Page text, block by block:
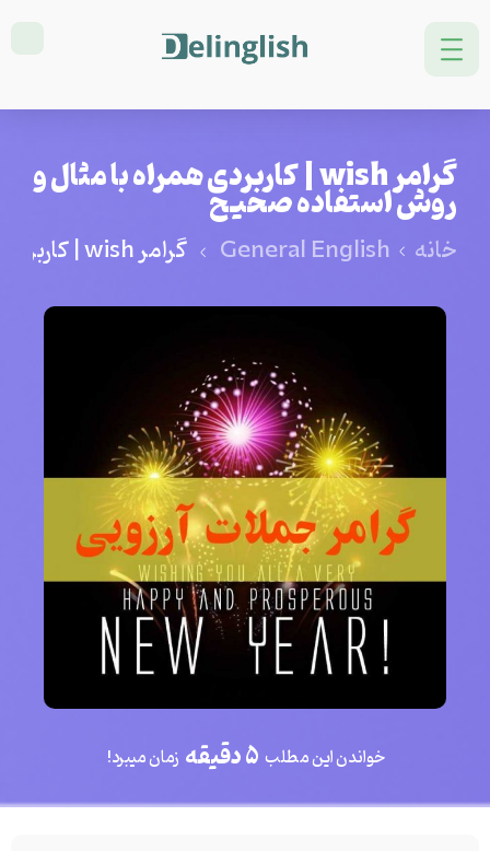
گرامر wish | کاربردی همراه با مثال وروش استفاده صحیح
خانه General English گرامر wish | کاربردی همراه با مثال و روش استفاده صحیح
خواندن این مطلب 5 دقیقه زمان میبرد!